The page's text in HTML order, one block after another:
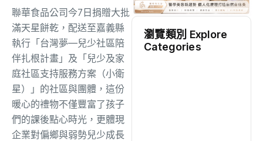
聯華食品公司今7日捐贈大批
滿天星餅乾，配送至嘉義縣
執行「台灣夢—兒少社區陪
伴扎根計畫」及「兒少及家
庭社區支持服務方案（小衛
星）」的社區與團體，這份
暖心的禮物不僅豐富了孩子
們的課後點心時光，更體現
企業對偏鄉與弱勢兒少成長
瀏覽類別 Explore
Categories